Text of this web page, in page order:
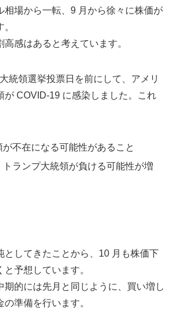
相場から一転、9 月から徐々に株価が
高感はあると考えています。
統領選挙投票日を前にして、アメリ
が COVID-19 に感染しました。これ
不在になる可能性があること
トランプ大統領が負ける可能性が増
としてきたことから、10 月も株価下
予想しています。
期的には先月と同じように、買い増し
準備を行います。